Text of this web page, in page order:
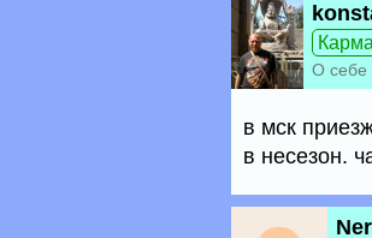
О себе
в мск
в несезон.